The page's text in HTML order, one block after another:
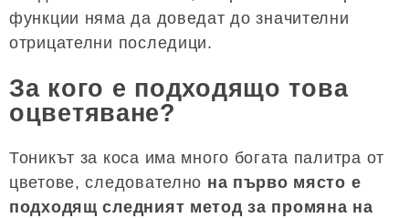
функции няма да доведат до значителни
отрицателни последици.
За кого е подходящо това
оцветяване?
Тоникът за коса има много богата палитра от
цветове, следователно на първо място е
подходящ следният метод за промяна на